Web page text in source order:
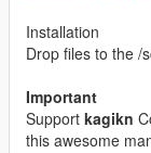
Installation
Drop files to the /
Important
Support kagikn
this awesome